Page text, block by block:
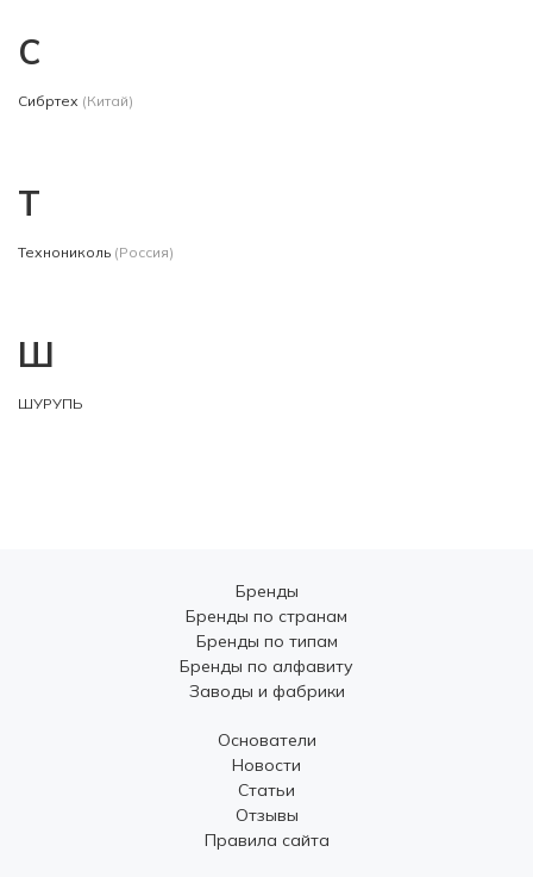
С
Сибртех (Китай)
Т
Технониколь (Россия)
Ш
ШУРУПЬ
Бренды
Бренды по странам
Бренды по типам
Бренды по алфавиту
Заводы и фабрики
Основатели
Новости
Статьи
Отзывы
Правила сайта